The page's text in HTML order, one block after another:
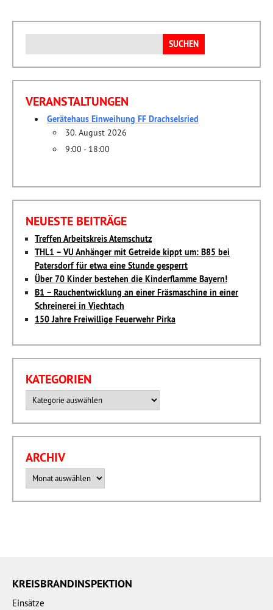
nach:
VERANSTALTUNGEN
Gerätehaus Einweihung FF Drachselsried
30. August 2026
9:00 - 18:00
NEUESTE BEITRÄGE
Treffen Arbeitskreis Atemschutz
THL1 – VU Anhänger mit Getreide kippt um: B85 bei
Patersdorf für etwa eine Stunde gesperrt
Über 70 Kinder bestehen die Kinderflamme Bayern!
B1 – Rauchentwicklung an einer Fräsmaschine in einer
Schreinerei in Viechtach
150 Jahre Freiwillige Feuerwehr Pirka
KATEGORIEN
ARCHIV
KREISBRANDINSPEKTION
Einsätze